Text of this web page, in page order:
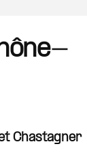
Chastagner